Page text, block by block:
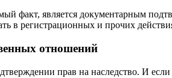
факт, является документарным
в регистрационных и прочих
отношений
прав на наследство. И